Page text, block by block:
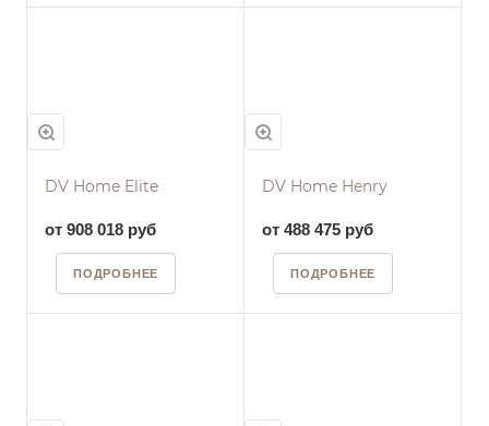
DV Home Elite
от 908 018 руб
ПОДРОБНЕЕ
DV Home Henry
от 488 475 руб
ПОДРОБНЕЕ